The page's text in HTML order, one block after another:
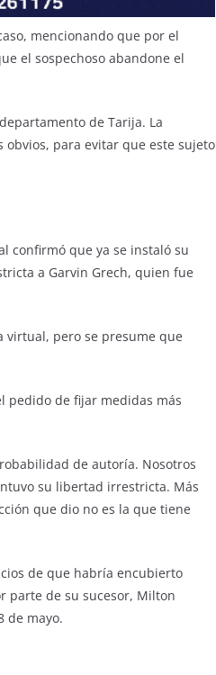
mencionando que por el
el sospechoso abandone el
de Tarija. La
obvios, para evitar que este sujeto
confirmó que ya se instaló su
a Garvin Grech, quien fue
virtual, pero se presume que
pedido de fijar medidas más
de autoría. Nosotros
su libertad irrestricta. Más
que dio no es la que tiene
de que habría encubierto
parte de su sucesor, Milton
de mayo.